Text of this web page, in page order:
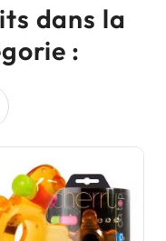
dans la
: